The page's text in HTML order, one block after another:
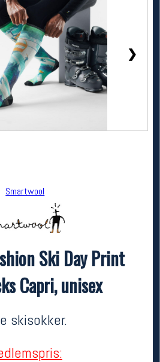
❯
Smartwool
Ski Day Print
Capri, unisex
skisokker.
Smartwool
Print OTC Socks Capri, unisex
MEDLEM:383,-